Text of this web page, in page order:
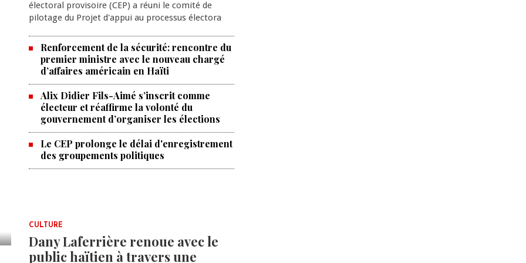
électoral provisoire (CEP) a réuni le comité de
pilotage du Projet d'appui au processus électora
Renforcement de la sécurité: rencontre du
premier ministre avec le nouveau chargé
d’affaires américain en Haïti
Alix Didier Fils-Aimé s’inscrit comme
électeur et réaffirme la volonté du
gouvernement d’organiser les élections
Le CEP prolonge le délai d'enregistrement
des groupements politiques
CULTURE
Dany Laferrière renoue avec le
public haïtien à travers une